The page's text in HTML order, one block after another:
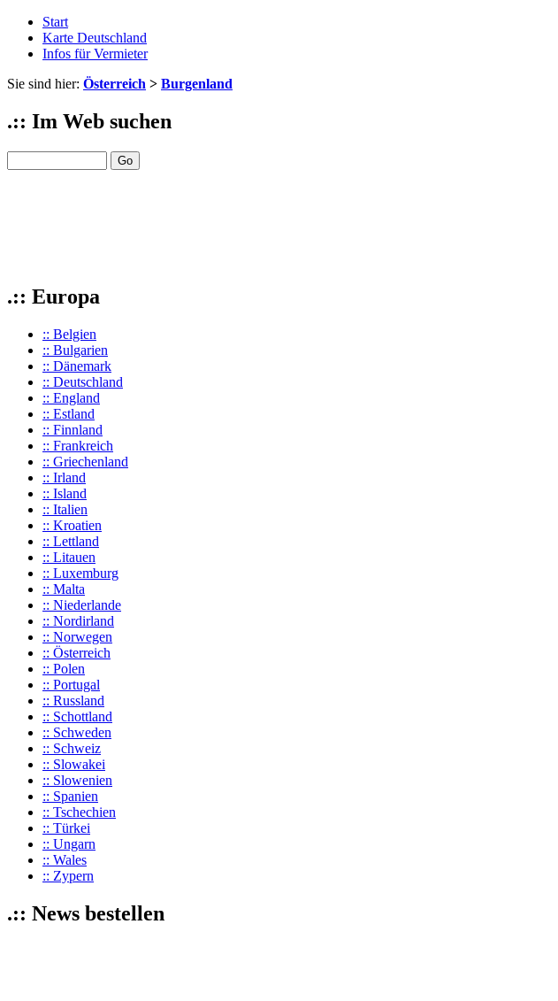
Start
Karte Deutschland
Infos für Vermieter
Sie sind hier: Österreich > Burgenland
.:: Im Web suchen
.:: Europa
:: Belgien
:: Bulgarien
:: Dänemark
:: Deutschland
:: England
:: Estland
:: Finnland
:: Frankreich
:: Griechenland
:: Irland
:: Island
:: Italien
:: Kroatien
:: Lettland
:: Litauen
:: Luxemburg
:: Malta
:: Niederlande
:: Nordirland
:: Norwegen
:: Österreich
:: Polen
:: Portugal
:: Russland
:: Schottland
:: Schweden
:: Schweiz
:: Slowakei
:: Slowenien
:: Spanien
:: Tschechien
:: Türkei
:: Ungarn
:: Wales
:: Zypern
.:: News bestellen